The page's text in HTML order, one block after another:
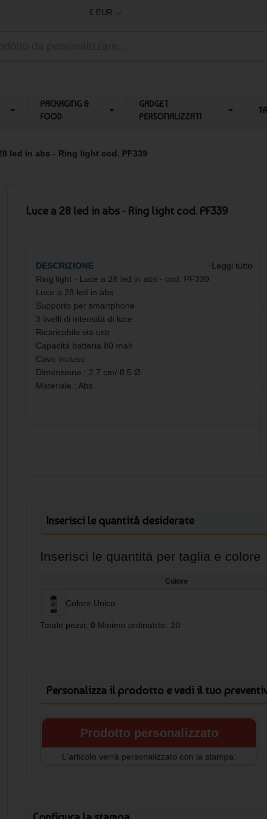
€ EUR
PACKAGING &
FOOD
GADGET
PERSONALIZZATI
led in abs - Ring light cod. PF339
Luce a 28 led in abs - Ring light cod. PF339
DESCRIZIONE
Ring light - Luce a 28 led in abs - cod. PF339
Luce a 28 led in abs
Supporto per smartphone
3 livelli di intensità di luce
Ricaricabile via usb
Capacità batteria 80 mah
Cavo incluso
Dimensione : 2,7 cm/ 8.5 Ø
Materiale : Abs
Leggi tutto
Inserisci le quantità desiderate
Inserisci le quantità per taglia e colore
Colore
Colore Unico
Totale pezzi: 0 Minimo ordinabile: 10
Personalizza il prodotto e vedi il tuo
Prodotto personalizzato
L'articolo verrà personalizzato con la stampa.